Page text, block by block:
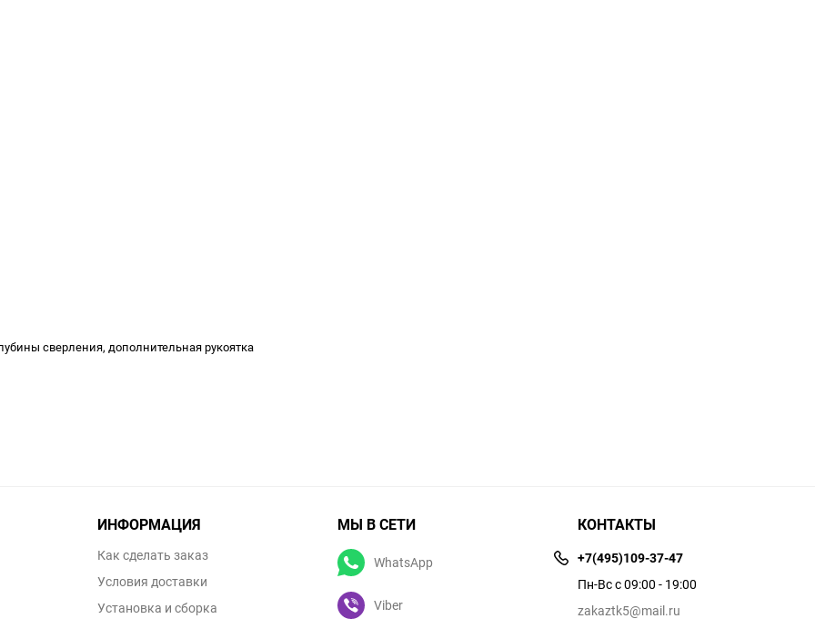
сверления, дополнительная рукоятка
ИНФОРМАЦИЯ
Как сделать заказ
Условия доставки
Установка и сборка
МЫ В СЕТИ
WhatsApp
Viber
КОНТАКТЫ
+7(495)109-37-47
Пн-Вс с 09:00 - 19:00
zakaztk5@mail.ru